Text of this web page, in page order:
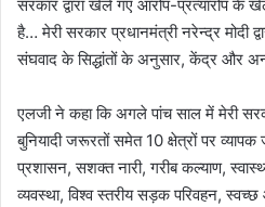
सरकार द्वारा खेले गए आरोप-प्रत्यारोप के
है… मेरी सरकार प्रधानमंत्री नरेन्द्र मोदी
संघवाद के सिद्धांतों के अनुसार, केंद्र और
एलजी ने कहा कि अगले पांच साल में मेरी
बुनियादी जरूरतों समेत 10 क्षेत्रों पर
प्रशासन, सशक्त नारी, गरीब कल्याण,
व्यवस्था, विश्व स्तरीय सड़क परिवहन,